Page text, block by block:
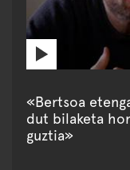
«Bertsoa
dut bilaketa
guztia»